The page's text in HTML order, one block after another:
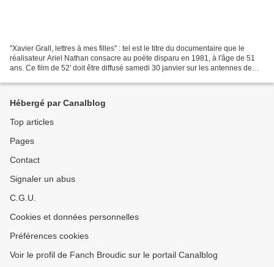
"Xavier Grall, lettres à mes filles" : tel est le titre du documentaire que le
réalisateur Ariel Nathan consacre au poète disparu en 1981, à l'âge de 51
ans. Ce film de 52' doit être diffusé samedi 30 janvier sur les antennes de
Hébergé par Canalblog
Top articles
Pages
Contact
Signaler un abus
C.G.U.
Cookies et données personnelles
Préférences cookies
Voir le profil de Fanch Broudic sur le portail Canalblog